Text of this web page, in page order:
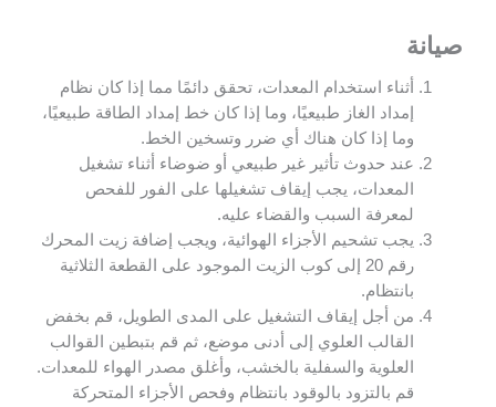
صيانة
أثناء استخدام المعدات، تحقق دائمًا مما إذا كان نظام
إمداد الغاز طبيعيًا، وما إذا كان خط إمداد الطاقة طبيعيًا،
وما إذا كان هناك أي ضرر وتسخين الخط.
عند حدوث تأثير غير طبيعي أو ضوضاء أثناء تشغيل
المعدات، يجب إيقاف تشغيلها على الفور للفحص
لمعرفة السبب والقضاء عليه.
يجب تشحيم الأجزاء الهوائية، ويجب إضافة زيت المحرك
رقم 20 إلى كوب الزيت الموجود على القطعة الثلاثية
بانتظام.
من أجل إيقاف التشغيل على المدى الطويل، قم بخفض
القالب العلوي إلى أدنى موضع، ثم قم بتبطين القوالب
العلوية والسفلية بالخشب، وأغلق مصدر الهواء للمعدات.
قم بالتزود بالوقود بانتظام وفحص الأجزاء المتحركة